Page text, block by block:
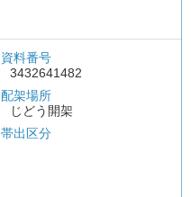
資料番号
3432641482
配架場所
じどう開架
帯出区分